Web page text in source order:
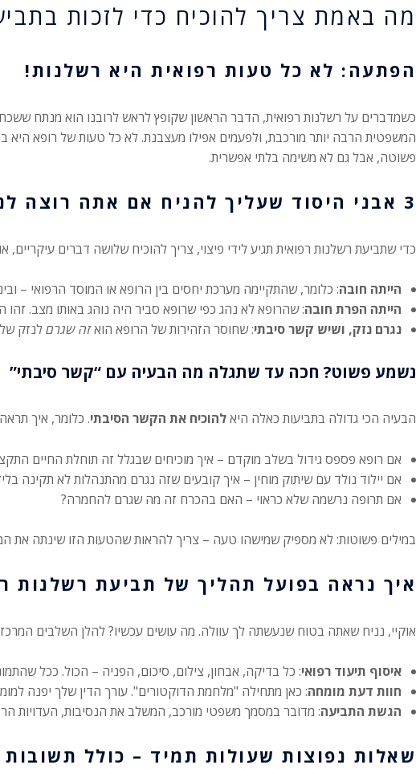
מה באמת צריך להוכיח כדי לזכות
הפתעה: לא כל טעות רפואית היא רשלנות!
כשמדברים על רשלנות רפואית, הדבר הראשון שקופץ לראש לרובנו הוא מנתח
המשפטית הרבה יותר מורכבת, ולפעמים אפילו מעצבנת. לא כל טעות של רופא היא
פשוטה, אבל גם לא משימה בלתי אפשרית.
3 אבני היסוד שעליך להניח אם אתה רוצה לנצח
כדי שתביעת רשלנות רפואית תגיע לידי פיצוי, צריך להוכיח שלושה דברים עיקריים,
הייתה חובה: כלומר, שהתקיימה מערכת יחסים בין הרופא או המוסד הרפואי –
הייתה הפרת חובה: שהרופא לא נהג כפי שרופא סביר היה נוהג באותו מצב.
נגרם נזק, ושיש קשר סיבתי: שחוסר הזהירות של הרופא הואזה שגרםלנזק
נשמע פשוט? חכה עד שתגלה מה הבעיה עם “קשר סיבתי”
הבעיה הכי גדולה בתביעות כאלה היאלהוכיח את הקשר הסיבתי. כלומר, איך
אם רופא פספס גידול בשלב מוקדם – איך מוכיחים שבגלל זה תוחלת החיים
אם יילוד נולד עם שיתוק מוחין – איך קובעים שזה נגרם מהתנהלות לא תקינה
אם תרופה נרשמה שלא כראוי – האם בהכרח זה מה שגרם להחמרה?
במילים פשוטות: לא מספיק שמישהו טעה – צריך להראות שהטעות הזו שינתה את
איך נראה בפועל תהליך של תביעת רשלנות
אוקיי, נניח שאתה בטוח שנעשתה לך עוולה. מה עושים עכשיו? להלן השלבים
איסוף תיעוד רפואי: כל בדיקה, אבחון, צילום, סיכום, הפניה – הכול. ככל
חוות דעת מומחה: כאן מתחילה "מלחמת הדוקטורים". עורך הדין שלך יפנה
הגשת התביעה: מדובר במסמך משפטי מורכב, המשלב את הנסיבות, העדויות
שאלות נפוצות שעולות תמיד – כולל